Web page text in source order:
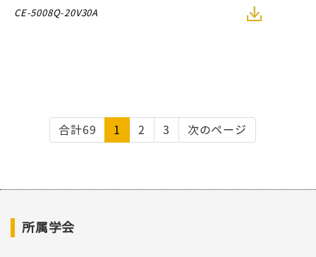
CE-5008Q-20V30A
合計69 1 2 3 次のページ
所属学会